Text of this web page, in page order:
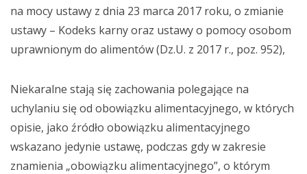
na mocy ustawy z dnia 23 marca 2017 roku, o zmianie
ustawy – Kodeks karny oraz ustawy o pomocy osobom
uprawnionym do alimentów (Dz.U. z 2017 r., poz. 952),
Niekaralne stają się zachowania polegające na
uchylaniu się od obowiązku alimentacyjnego, w których
opisie, jako źródło obowiązku alimentacyjnego
wskazano jedynie ustawę, podczas gdy w zakresie
znamienia „obowiązku alimentacyjnego”, o którym